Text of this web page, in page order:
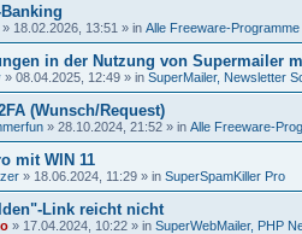
» 18.02.2026, 13:51 » in Alle Freeware-Programme
in der Nutzung von Supermailer
» 08.04.2025, 12:49 » in SuperMailer, Newsletter
(Wunsch/Request)
» 28.10.2024, 21:52 » in Alle Freeware-
mit WIN 11
» 18.06.2024, 11:29 » in SuperSpamKiller Pro
Link reicht nicht
» 17.04.2024, 10:22 » in SuperWebMailer, PHP